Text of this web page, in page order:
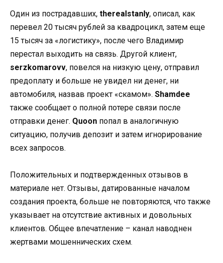
Один из пострадавших, therealstanly, описал, как
перевел 20 тысяч рублей за квадроцикл, затем еще
15 тысяч за «логистику», после чего Владимир
перестал выходить на связь. Другой клиент,
serzkomarovv, повелся на низкую цену, отправил
предоплату и больше не увидел ни денег, ни
автомобиля, назвав проект «скамом». Shamdee
также сообщает о полной потере связи после
отправки денег. Quoon попал в аналогичную
ситуацию, получив депозит и затем игнорирование
всех запросов.
Положительных и подтвержденных отзывов в
материале нет. Отзывы, датированные началом
создания проекта, больше не повторяются, что также
указывает на отсутствие активных и довольных
клиентов. Общее впечатление – канал наводнен
жертвами мошеннических схем.